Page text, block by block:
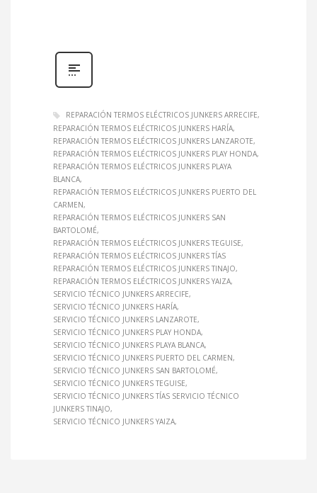
REPARACIÓN TERMOS ELÉCTRICOS JUNKERS ARRECIFE
REPARACIÓN TERMOS ELÉCTRICOS JUNKERS HARÍA
REPARACIÓN TERMOS ELÉCTRICOS JUNKERS LANZAROTE
REPARACIÓN TERMOS ELÉCTRICOS JUNKERS PLAY HONDA
REPARACIÓN TERMOS ELÉCTRICOS JUNKERS PLAYA
BLANCA
REPARACIÓN TERMOS ELÉCTRICOS JUNKERS PUERTO DEL
CARMEN
REPARACIÓN TERMOS ELÉCTRICOS JUNKERS SAN
BARTOLOMÉ
REPARACIÓN TERMOS ELÉCTRICOS JUNKERS TEGUISE
REPARACIÓN TERMOS ELÉCTRICOS JUNKERS TÍAS
REPARACIÓN TERMOS ELÉCTRICOS JUNKERS TINAJO
REPARACIÓN TERMOS ELÉCTRICOS JUNKERS YAIZA
SERVICIO TÉCNICO JUNKERS ARRECIFE
SERVICIO TÉCNICO JUNKERS HARÍA
SERVICIO TÉCNICO JUNKERS LANZAROTE
SERVICIO TÉCNICO JUNKERS PLAY HONDA
SERVICIO TÉCNICO JUNKERS PLAYA BLANCA
SERVICIO TÉCNICO JUNKERS PUERTO DEL CARMEN
SERVICIO TÉCNICO JUNKERS SAN BARTOLOMÉ
SERVICIO TÉCNICO JUNKERS TEGUISE
SERVICIO TÉCNICO JUNKERS TÍAS SERVICIO TÉCNICO
JUNKERS TINAJO
SERVICIO TÉCNICO JUNKERS YAIZA